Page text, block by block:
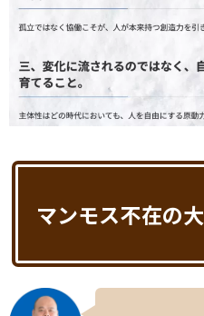
マンモス不在の